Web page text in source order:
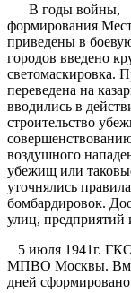
В годы войны,
формирования
приведены в
городов введено
светомаскировка.
переведена на
вводились в
строительство
воздушного
убежищ или
уточнялись
бомбардировок.
улиц, предприятий
5 июля 1941г.
МПВО Москвы.
дней